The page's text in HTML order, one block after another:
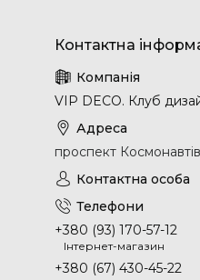
VIP DECO. Клуб
проспект
+380 (93) 170-57-12
Інтернет-магазин
+380 (67) 430-45-22